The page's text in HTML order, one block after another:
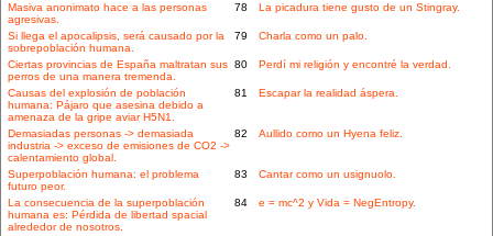
Masiva anonimato hace a las personas
agresivas.
78 La picadura tiene gusto de un Stingray.
Si llega el apocalipsis, será causado por la
sobrepoblación humana.
79 Charla como un palo.
Ciertas provincias de España maltratan sus
perros de una manera tremenda.
80 Perdí mi religión y encontré la verdad.
Causas del explosión de población
humana: Pájaro que asesina debido a
amenaza de la gripe aviar H5N1.
81 Escapar la realidad áspera.
Demasiadas personas -> demasiada
industria -> exceso de emisiones de CO2 ->
calentamiento global.
82 Aullido como un Hyena feliz.
Superpoblación humana: el problema
futuro peor.
83 Cantar como un usignuolo.
La consecuencia de la superpoblación
humana es: Pérdida de libertad spacial
alrededor de nosotros.
84 e = mc^2 y Vida = NegEntropy.